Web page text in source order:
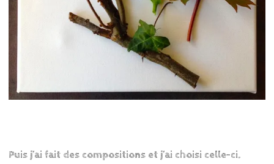
Puis j’ai fait des compositions et j’ai choisi celle-ci.